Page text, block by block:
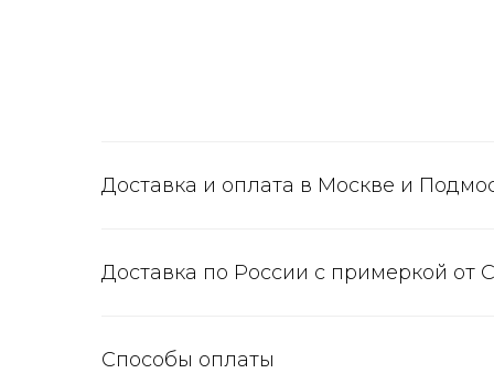
Доставка и оплата в Москве и
Доставка по России с примеркой от
Способы оплаты